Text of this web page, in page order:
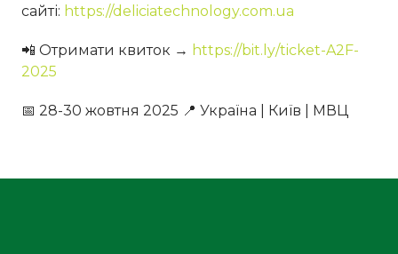
сайті: https://deliciatechnology.com.ua
📲 Отримати квиток → https://bit.ly/ticket-A2F-
2025
📅 28-30 жовтня 2025 📍 Україна | Київ | МВЦ